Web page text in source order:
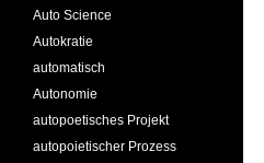
Auto Science
Autokratie
automatisch
Autonomie
autopoetisches Projekt
autopoietischer Prozess